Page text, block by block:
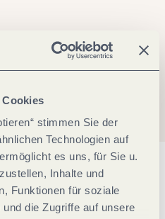
Cookies
stimmen Sie der
Technologien auf
es uns, für Sie u.
Inhalte und
Funktionen für soziale
die Zugriffe auf unsere